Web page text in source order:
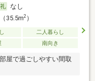
なし
35.5m2）
二人暮らし
南向き
屋で過ごしやすい間取